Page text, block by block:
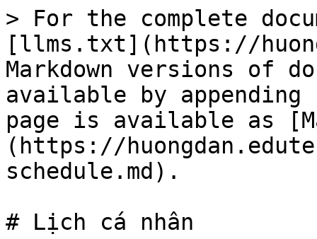
> For the complete
[llms.txt](https://
Markdown versions of
available by
page is available as
(https://
schedule.md).
# Lịch cá nhân